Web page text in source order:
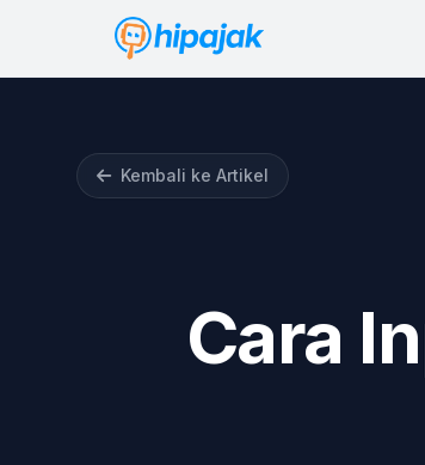
Kembali ke Artikel
Cara